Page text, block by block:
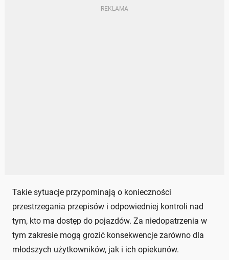
Takie sytuacje przypominają o konieczności
przestrzegania przepisów i odpowiedniej kontroli nad
tym, kto ma dostęp do pojazdów. Za niedopatrzenia w
tym zakresie mogą grozić konsekwencje zarówno dla
młodszych użytkowników, jak i ich opiekunów.